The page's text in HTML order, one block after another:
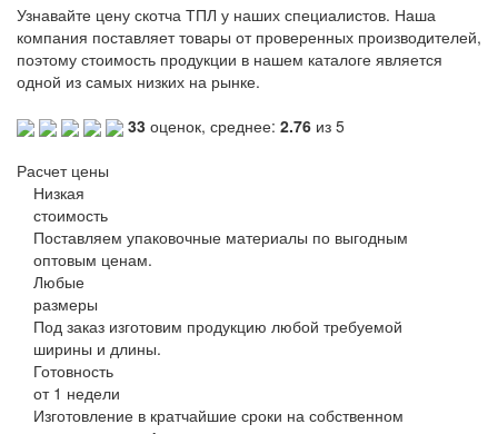
Узнавайте цену скотча ТПЛ у наших специалистов. Наша
компания поставляет товары от проверенных производителей,
поэтому стоимость продукции в нашем каталоге является
одной из самых низких на рынке.
33 оценок, среднее: 2.76 из 5
Расчет цены
Низкая
стоимость
Поставляем упаковочные материалы по выгодным
оптовым ценам.
Любые
размеры
Под заказ изготовим продукцию любой требуемой
ширины и длины.
Готовность
от 1 недели
Изготовление в кратчайшие сроки на собственном